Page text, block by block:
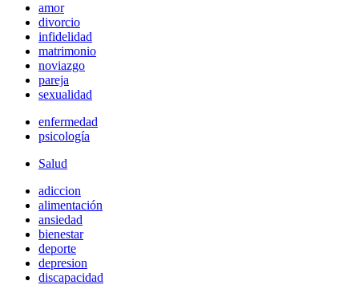
amor
divorcio
infidelidad
matrimonio
noviazgo
pareja
sexualidad
enfermedad
psicología
Salud
adiccion
alimentación
ansiedad
bienestar
deporte
depresion
discapacidad